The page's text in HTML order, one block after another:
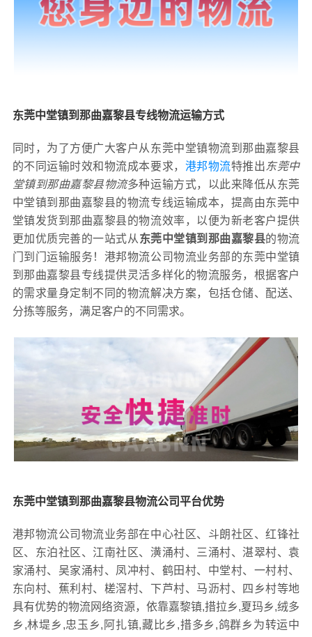
东莞中堂镇到那曲嘉黎县专线物流运输方式
同时，为了方便广大客户从东莞中堂镇物流到那曲嘉黎县
的不同运输时效和物流成本要求， 港邦物流特推出东莞中
堂镇到那曲嘉黎县物流多种运输方式，以此来降低从东莞
中堂镇到那曲嘉黎县的物流专线运输成本，提高由东莞中
堂镇发货到那曲嘉黎县的物流效率，以便为新老客户提供
更加优质完善的一站式从 东莞中堂镇到那曲嘉黎县的物流
门到门运输服务！港邦物流公司物流业务部的东莞中堂镇
到那曲嘉黎县专线提供灵活多样化的物流服务，根据客户
的需求量身定制不同的物流解决方案，包括仓储、配送、
分拣等服务，满足客户的不同需求。
东莞中堂镇到那曲嘉黎县物流公司平台优势
港邦物流公司物流业务部在中心社区、斗朗社区、红锋社
区、东泊社区、江南社区、潢涌村、三涌村、湛翠村、袁
家涌村、吴家涌村、凤冲村、鹤田村、中堂村、一村村、
东向村、蕉利村、槎滘村、下芦村、马沥村、四乡村等地
具有优势的物流网络资源，依靠嘉黎镇,措拉乡,夏玛乡,绒多
乡,林堤乡,忠玉乡,阿扎镇,藏比乡,措多乡,鸽群乡为转运中